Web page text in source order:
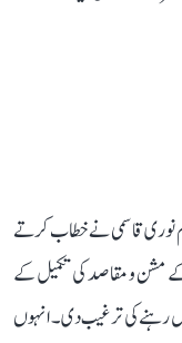
نوری قاسمی نے خطاب کرتے
کے مشن و مقاصد کی تکمیل کے
رہنے کی ترغیب دی۔ انہوں